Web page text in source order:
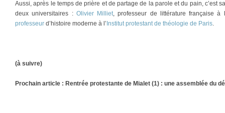
Aussi, après le temps de prière et de partage de la parole et du pain, c’est
deux universitaires :Olivier Milliet, professeur de littérature française
professeur d’histoire moderne à l’ Institut protestant de théologie de Paris.
(à suivre)
Prochain article : Rentrée protestante de Mialet (1) : une assemblée du